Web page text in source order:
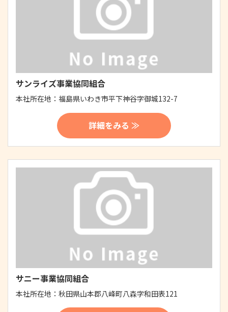
サンライズ事業協同組合
本社所在地： 福島県いわき市平下神谷字御城132-7
詳細をみる ≫
サニー事業協同組合
本社所在地： 秋田県山本郡八峰町八森字和田表121